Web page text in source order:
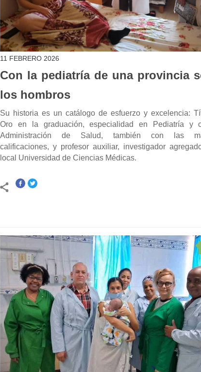
11 FEBRERO 2026
Con la pediatría de una provincia
los hombros
Su historia es un catálogo de esfuerzo y excelencia:
Oro en la graduación, especialidad en Pediatría y
Administración de Salud, también con las
calificaciones, y profesor auxiliar, investigador
local Universidad de Ciencias Médicas.